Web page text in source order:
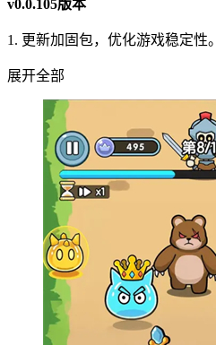
v0.0.105版本
1. 更新加固包，优化游戏稳定性。
展开全部